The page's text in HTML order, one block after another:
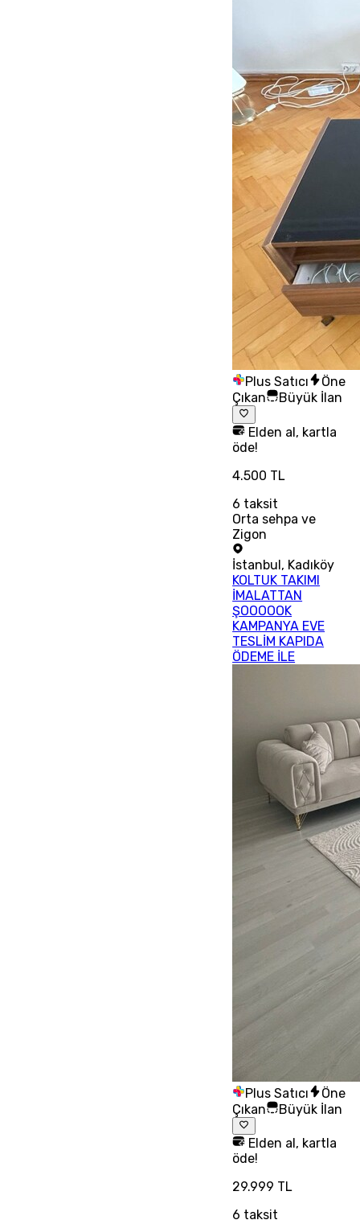
Plus Satıcı
Öne
Çıkan
Büyük İlan
Elden al, kartla
öde!
4.500 TL
6 taksit
Orta sehpa ve
Zigon
İstanbul, Kadıköy
KOLTUK TAKIMI
İMALATTAN
ŞOOOOOK
KAMPANYA EVE
TESLİM KAPIDA
ÖDEME İLE
Plus Satıcı
Öne
Çıkan
Büyük İlan
Elden al, kartla
öde!
29.999 TL
6 taksit